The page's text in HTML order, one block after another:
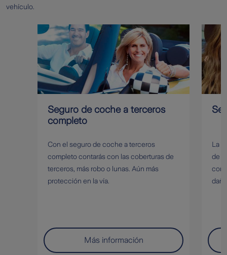
vehículo.
Seguro de coche a terceros
completo
Con el seguro de coche a terceros
completo contarás con las coberturas de
terceros, más robo o lunas. Aún más
protección en la vía.
Más información
La
de